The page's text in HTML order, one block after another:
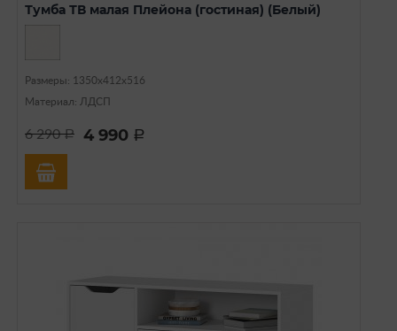
Тумба ТВ малая Плейона (гостиная) (Белый)
Размеры: 1350х412х516
Материал: ЛДСП
6 290a 4 990 a